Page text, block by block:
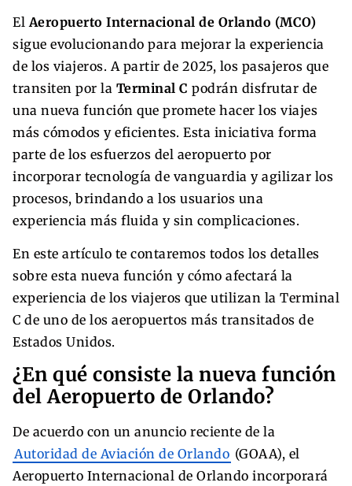
El Aeropuerto Internacional de Orlando (MCO)
sigue evolucionando para mejorar la experiencia
de los viajeros. A partir de 2025, los pasajeros que
transiten por la Terminal C podrán disfrutar de
una nueva función que promete hacer los viajes
más cómodos y eficientes. Esta iniciativa forma
parte de los esfuerzos del aeropuerto por
incorporar tecnología de vanguardia y agilizar los
procesos, brindando a los usuarios una
experiencia más fluida y sin complicaciones.
En este artículo te contaremos todos los detalles
sobre esta nueva función y cómo afectará la
experiencia de los viajeros que utilizan la Terminal
C de uno de los aeropuertos más transitados de
Estados Unidos.
¿En qué consiste la nueva función
del Aeropuerto de Orlando?
De acuerdo con un anuncio reciente de la
Autoridad de Aviación de Orlando (GOAA), el
Aeropuerto Internacional de Orlando incorporará